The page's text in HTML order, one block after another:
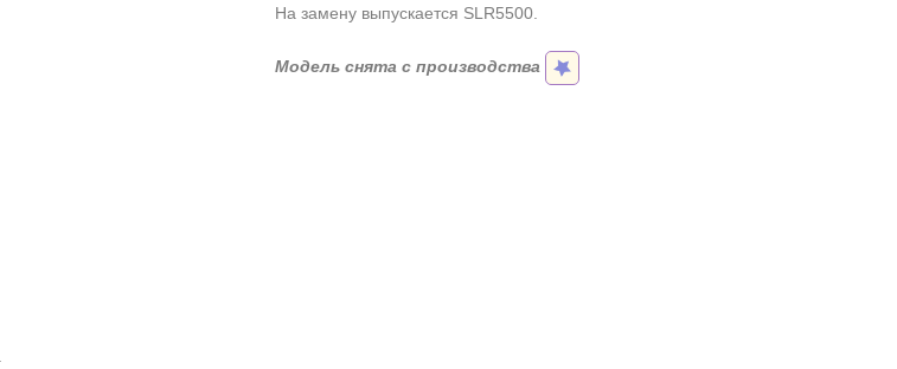
На замену выпускается SLR5500.
Модель снята с производства